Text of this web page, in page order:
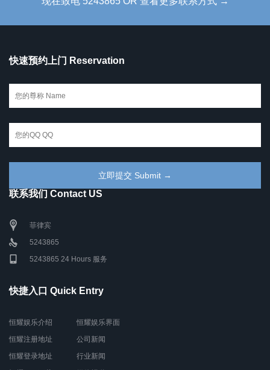
快速预约上门 Reservation
联系我们 Contact US
菲律宾
5243865
5243865 24 Hours 服务
快捷入口 Quick Entry
恒耀娱乐介绍
恒耀注册地址
恒耀登录地址
恒耀娱乐界面
公司新闻
行业新闻